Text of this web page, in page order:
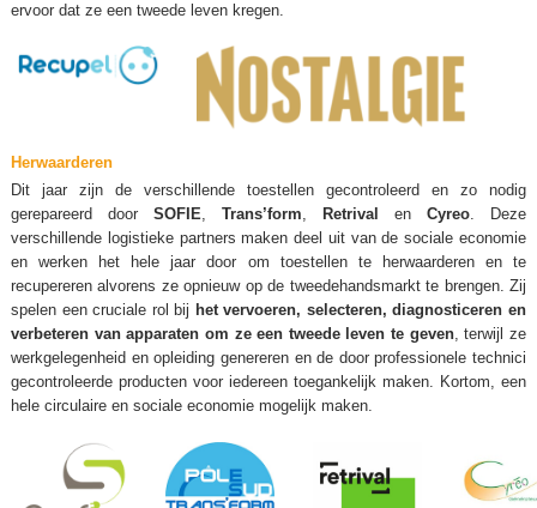
ervoor dat ze een tweede leven kregen.
Herwaarderen
Dit jaar zijn de verschillende toestellen gecontroleerd en zo nodig
gerepareerd door SOFIE Trans’form ,Retrival enCyreo . Deze
verschillende logistieke partners maken deel uit van de sociale economie
en werken het hele jaar door om toestellen te herwaarderen en te
recupereren alvorens ze opnieuw op de tweedehandsmarkt te brengen. Zij
spelen een cruciale rol bij het vervoeren, selecteren, diagnosticeren en
verbeteren van apparaten om ze een tweede leven te geven, terwijl ze
werkgelegenheid en opleiding genereren en de door professionele technici
gecontroleerde producten voor iedereen toegankelijk maken. Kortom, een
hele circulaire en sociale economie mogelijk maken.